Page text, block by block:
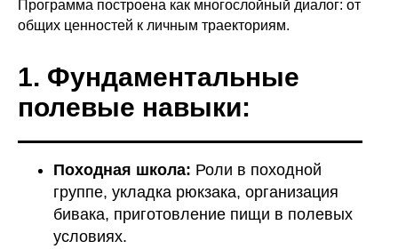
Программа построена как многослойный диалог: от
общих ценностей к личным траекториям.
1. Фундаментальные
полевые навыки:
Походная школа: Роли в походной
группе, укладка рюкзака, организация
бивака, приготовление пищи в полевых
условиях.